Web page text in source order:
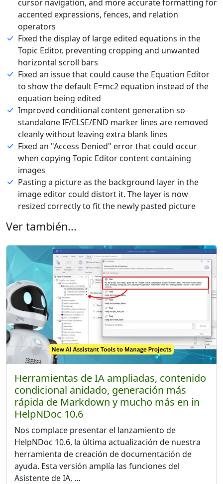
cursor navigation, and more accurate formatting for
accented expressions, fences, and relation
operators
Fixed the display of large edited equations in the
Topic Editor, preventing cropping and unwanted
horizontal scroll bars
Fixed an issue that could cause the Equation Editor
to show the default E=mc2 equation instead of the
equation being edited
Improved conditional content generation so
standalone IF/ELSE/END marker lines are removed
cleanly without leaving extra blank lines
Fixed an "Access Denied" error that could occur
when copying Topic Editor content containing
images
Pasting a picture as the background layer in the
image editor could distort it. The layer is now
resized correctly to fit the newly pasted picture
Ver también...
Herramientas de IA ampliadas, contenido
condicional anidado, generación más
rápida de Markdown y mucho más en in
HelpNDoc 10.6
Nos complace presentar el lanzamiento de
HelpNDoc 10.6, la última actualización de nuestra
herramienta de creación de documentación de
ayuda. Esta versión amplía las funciones del
Asistente de IA, …